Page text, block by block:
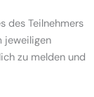
des Teilnehmers
jeweiligen
zu melden und